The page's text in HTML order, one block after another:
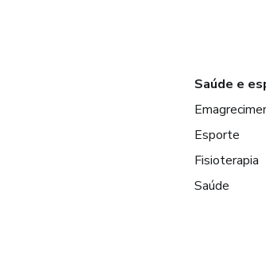
Saúde e
Esporte
Fisioterapia
Saúde